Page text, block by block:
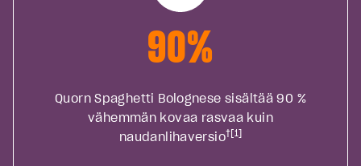
90%
Quorn Spaghetti Bolognese sisältää 90 %
vähemmän kovaa rasvaa kuin
naudanlihaversio†[1]